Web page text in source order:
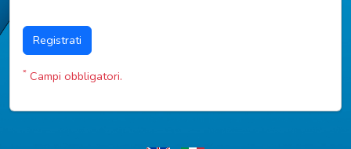
Registrati
* Campi obbligatori.